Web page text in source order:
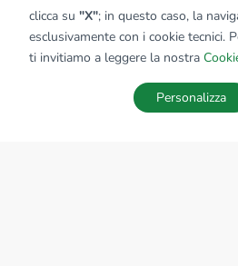
clicca su "X"; in questo caso, la
esclusivamente con i cookie tecnici.
ti invitiamo a leggere la nostra
Personalizza